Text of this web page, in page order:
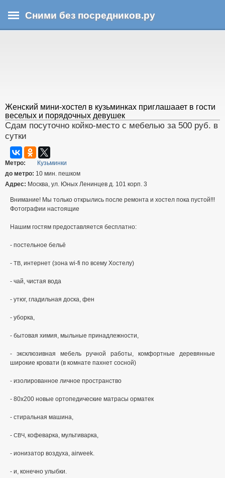
к
основному
Сними без посредников.ру
Женский мини-хостел в кузьминках приглашаает в гости
веселых и порядочных девушек
Сдам посуточно койко-место с мебелью за 500 руб. в
сутки
Метро:
Кузьминки
до метро: 10 мин. пешком
Адрес: Москва, ул. Юных Ленинцев д. 101 корп. 3
Внимание! Мы только открылись после ремонта и хостел пока пустой!!!
Фотографии настоящие
Нашим гостям предоставляется бесплатно:
- постельное бельё
- ТВ, интернет (зона wi-fi по всему Хостелу)
- чай, чистая вода
- утюг, гладильная доска, фен
- уборка,
- бытовая химия, мыльные принадлежности,
- эксклюзивная мебель ручной работы, комфортные деревянные
широкие кровати (в комнате пахнет сосной)
- изолированное личное пространство
- 80х200 новые ортопедические матрасы орматек
- стиральная машина,
- СВЧ, кофеварка, мультиварка,
- ионизатор воздуха, airweek.
- и, конечно улыбки.